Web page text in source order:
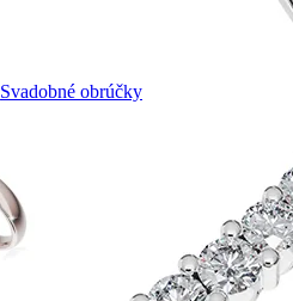
Svadobné obrúčky